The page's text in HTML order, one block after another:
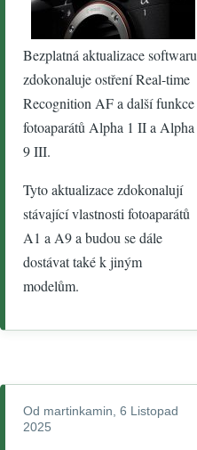
Bezplatná aktualizace softwaru
zdokonaluje ostření Real-time
Recognition AF a další funkce
fotoaparátů Alpha 1 II a Alpha
9 III.
Tyto aktualizace zdokonalují
stávající vlastnosti fotoaparátů
A1 a A9 a budou se dále
dostávat také k jiným
modelům.
Od martinkamin , 6 Listopad
2025